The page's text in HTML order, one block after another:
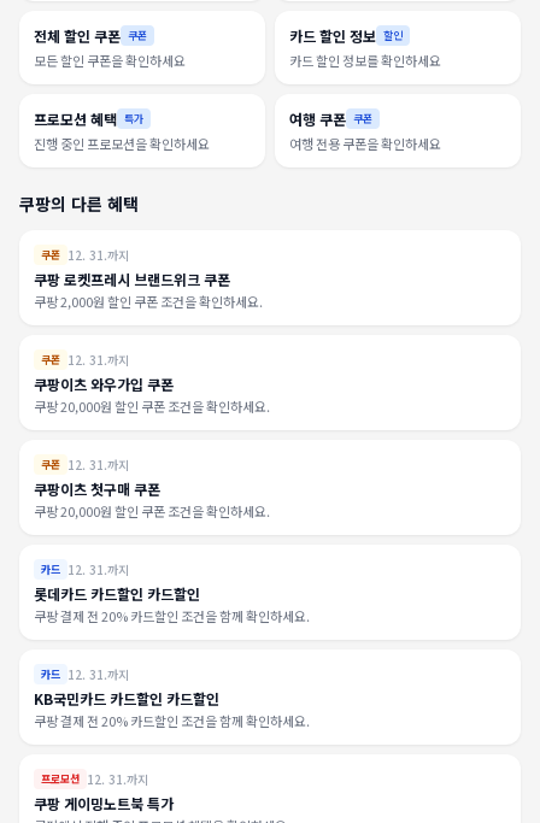
전체 할인 쿠폰 쿠폰
모든 할인 쿠폰을 확인하세요
카드 할인 정보 할인
카드 할인 정보를 확인하세요
프로모션 혜택 특가
진행 중인 프로모션을 확인하세요
여행 쿠폰 쿠폰
여행 전용 쿠폰을 확인하세요
쿠팡의 다른 혜택
쿠폰 12. 31.까지
쿠팡 로켓프레시 브랜드위크 쿠폰
쿠팡 2,000원 할인 쿠폰 조건을 확인하세요.
쿠폰 12. 31.까지
쿠팡이츠 와우가입 쿠폰
쿠팡 20,000원 할인 쿠폰 조건을 확인하세요.
쿠폰 12. 31.까지
쿠팡이츠 첫구매 쿠폰
쿠팡 20,000원 할인 쿠폰 조건을 확인하세요.
카드 12. 31.까지
롯데카드 카드할인 카드할인
쿠팡 결제 전 20% 카드할인 조건을 함께 확인하세요.
카드 12. 31.까지
KB국민카드 카드할인 카드할인
쿠팡 결제 전 20% 카드할인 조건을 함께 확인하세요.
프로모션 12. 31.까지
쿠팡 게이밍노트북 특가